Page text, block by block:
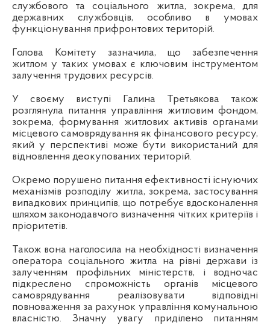
службового та соціального житла, зокрема, для
державних службовців, особливо в умовах
функціонування прифронтових територій.
Голова Комітету зазначила, що забезпечення
житлом у таких умовах є ключовим інструментом
залучення трудових ресурсів.
У своєму виступі Галина Третьякова також
розглянула питання управління житловим фондом,
зокрема, формування житлових активів органами
місцевого самоврядування як фінансового ресурсу,
який у перспективі може бути використаний для
відновлення деокупованих територій.
Окремо порушено питання ефективності існуючих
механізмів розподілу житла, зокрема, застосування
випадкових принципів, що потребує вдосконалення
шляхом законодавчого визначення чітких критеріїв і
пріоритетів.
Також вона наголосила на необхідності визначення
оператора соціального житла на рівні держави із
залученням профільних міністерств, і водночас
підкреслено спроможність органів місцевого
самоврядування реалізовувати відповідні
повноваження за рахунок управління комунальною
власністю. Значну увагу приділено питанням